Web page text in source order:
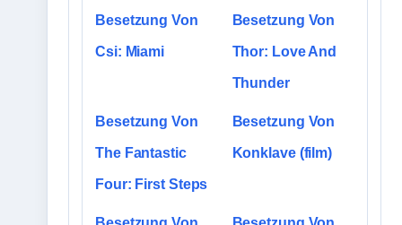
Besetzung Von
Csi: Miami
Besetzung Von
Thor: Love And
Thunder
Besetzung Von
The Fantastic
Four: First Steps
Besetzung Von
Konklave (film)